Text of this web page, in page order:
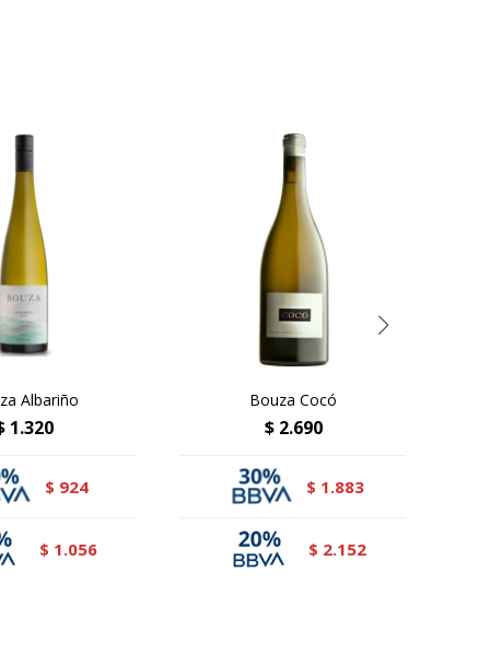
Albariño
1.320
$ 924
$ 1.056
Bouza Cocó
$ 2.690
$ 1.883
$ 2.152